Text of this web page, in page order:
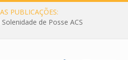
PUBLICAÇÕES:
de Posse ACS